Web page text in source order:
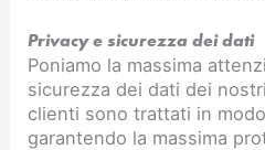
Privacy e sicurezza dei dati
Poniamo la massima
sicurezza dei dati dei
clienti sono trattati in
garantendo la massima